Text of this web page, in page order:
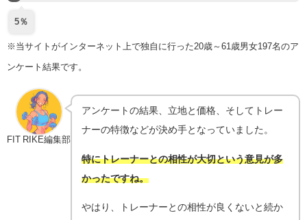
5％
※当サイトがインターネット上で独自に行った20歳～61歳男女197名のア
ンケート結果です。
FIT RIKE編集部
アンケートの結果、立地と価格、そしてトレー
ナーの特徴などが決め手となっていました。
特にトレーナーとの相性が大切という意見が多
かったですね。
やはり、トレーナーとの相性が良くないと続か